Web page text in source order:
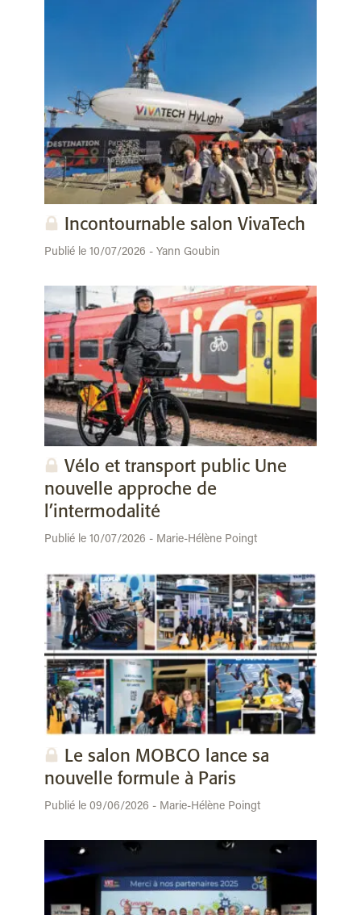
Incontournable salon VivaTech
Publié le 10/07/2026 - Yann Goubin
Vélo et transport public Une
nouvelle approche de
l’intermodalité
Publié le 10/07/2026 - Marie-Hélène Poingt
Le salon MOBCO lance sa
nouvelle formule à Paris
Publié le 09/06/2026 - Marie-Hélène Poingt